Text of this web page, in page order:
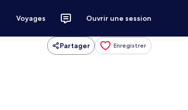
Voyages Ouvrir une session
Partager Enregistrer